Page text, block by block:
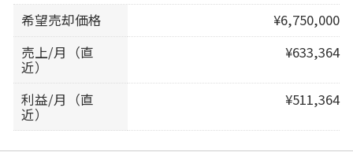
希望売却価格
¥6,750,000
売上/月（直
近）
¥633,364
利益/月（直
近）
¥511,364